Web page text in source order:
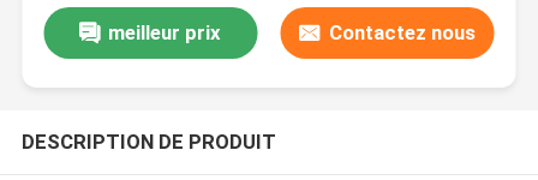
meilleur prix Contactez nous
DESCRIPTION DE PRODUIT